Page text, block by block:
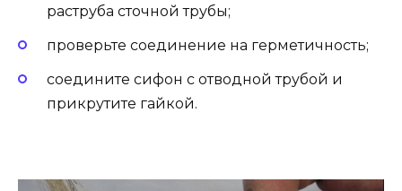
раструба сточной трубы;
проверьте соединение на герметичность;
соедините сифон с отводной трубой и
прикрутите гайкой.